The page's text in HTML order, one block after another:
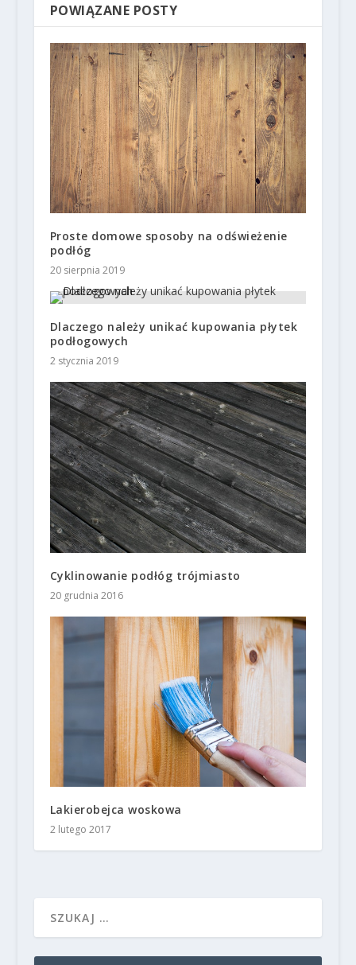
POWIĄZANE POSTY
Proste domowe sposoby na odświeżenie
podłóg
20 sierpnia 2019
Dlaczego należy unikać kupowania płytek
podłogowych
2 stycznia 2019
Cyklinowanie podłóg trójmiasto
20 grudnia 2016
Lakierobejca woskowa
2 lutego 2017